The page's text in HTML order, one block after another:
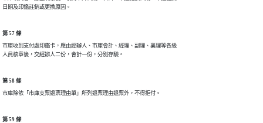
日期及印鑑註銷或更換原因。
第 57 條
市庫收到支付處印鑑卡，應由經辦人、市庫會計、經理、副理、襄理等各級
人員核章後，交經辦人二份，會計一份，分別存驗。
第 58 條
市庫除依「市庫支票退票理由單」所列退票理由退票外，不得拒付。
第 59 條